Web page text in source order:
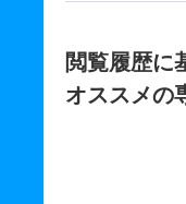
閲覧履歴に
オススメの